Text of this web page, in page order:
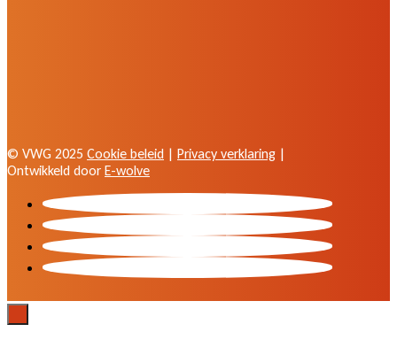
© VWG 2025 Cookie beleid | Privacy verklaring |
Ontwikkeld door E-wolve